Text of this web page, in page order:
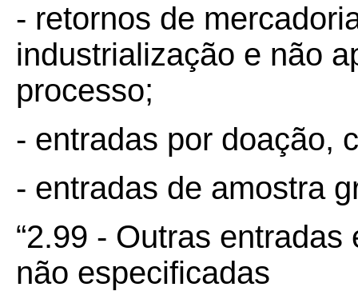
- retornos de
industrialização e não
processo;
- entradas por doação,
- entradas de amostra
“2.99 - Outras
não especificadas